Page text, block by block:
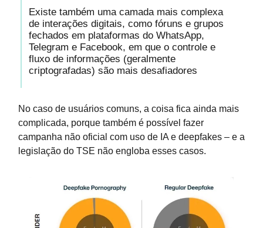
Existe também uma camada mais complexa
de interações digitais, como fóruns e grupos
fechados em plataformas do WhatsApp,
Telegram e Facebook, em que o controle e
fluxo de informações (geralmente
criptografadas) são mais desafiadores
No caso de usuários comuns, a coisa fica ainda mais
complicada, porque também é possível fazer
campanha não oficial com uso de IA e deepfakes – e a
legislação do TSE não engloba esses casos.